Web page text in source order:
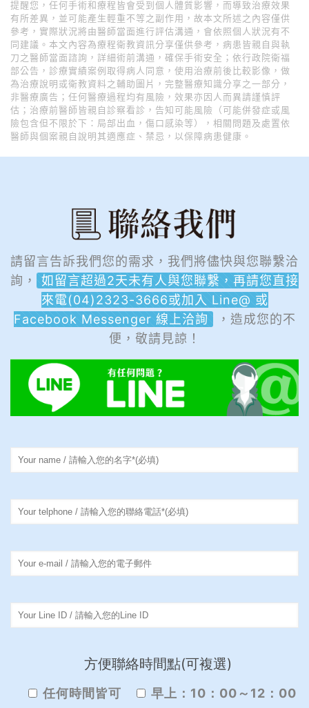
提醒您，任何手術和療程皆會受到個人體質影響，而導致治療效果
有所差異，並可能產生輕重不等之副作用，故本文所述之內容僅供
參考，實際狀況將由醫師當面進行評估溝通，會依照個人狀況有不
同建議。本文內容為療程衛教資訊分享僅供參考，病患皆親自與執
刀之醫師當面諮詢，詳細術前溝通，確保手術安全；依行政院衛福
部公告，診療實績案例取得病人同意，使用治療前後比較影像，做
為治療說明或衛教資料之輔助圖片，完整醫療知識分享之一部分，
非醫療廣告；任何醫療過程均有風險，效果亦因人而異請謹慎評
估；治療前醫師皆親自診察看診，告知可能風險（可能併發症或風
險包含但不限於下：局部出血，傷口感染等），相關問題及處置依
醫師與個案親自說明其適應症、禁忌，以保障病患健康。
請留言告訴我們您的需求，我們將儘快與您聯繫洽
詢，
如留言超過2天未有人與您聯繫，再請您直接
來電(04)2323-3666或加入 Line@ 或
Facebook Messenger 線上洽詢
，造成您的不
便，敬請見諒！
方便聯絡時間點(可複選)
任何時間皆可
早上：10：00～12：00